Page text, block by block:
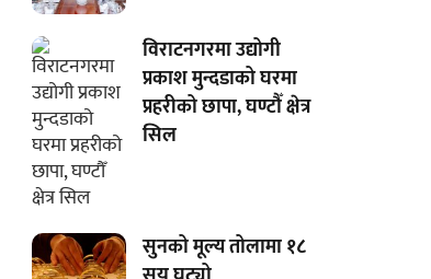
विराटनगरमा उद्योगी
प्रकाश मुन्दडाको घरमा
प्रहरीको छापा, घण्टौँ क्षेत्र
सिल
सुनको मूल्य तोलामा १८